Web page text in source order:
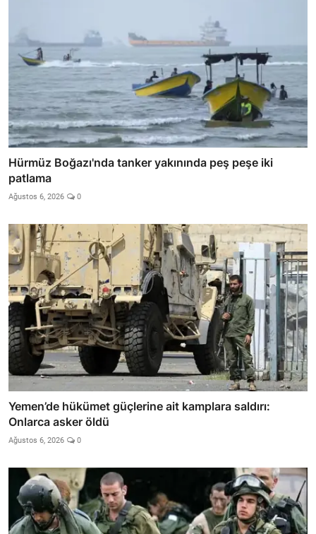
Hürmüz Boğazı'nda tanker yakınında peş peşe iki
patlama
Ağustos 6, 2026 0
Yemen’de hükümet güçlerine ait kamplara saldırı:
Onlarca asker öldü
Ağustos 6, 2026 0